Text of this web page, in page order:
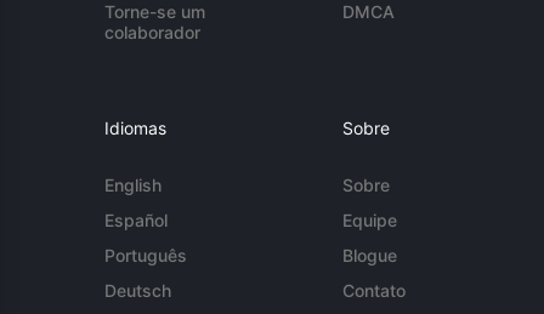
Torne-se um
colaborador
DMCA
Idiomas
English
Español
Português
Deutsch
Sobre
Sobre
Equipe
Blogue
Contato